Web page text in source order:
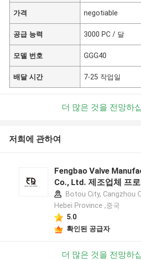
가격 negotiable
공급 능력 3000 PC / 달
모델 번호 GGG40
배달 시간 7-25 작업일
더 많은 것을 전망하
저희에 관하여
Fengbao Valve
Co., Ltd. 제조업체 프
Botou City, Cangzhou
Hebei Province ,중국
5.0
확인된 공급자
더 많은 것을 전망하